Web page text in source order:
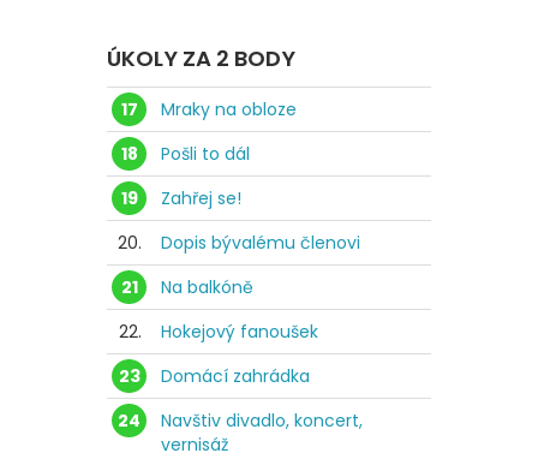
ÚKOLY ZA 2 BODY
17
Mraky na obloze
18
Pošli to dál
19
Zahřej se!
20.
Dopis bývalému členovi
21
Na balkóně
22.
Hokejový fanoušek
23
Domácí zahrádka
24
Navštiv divadlo, koncert,
vernisáž